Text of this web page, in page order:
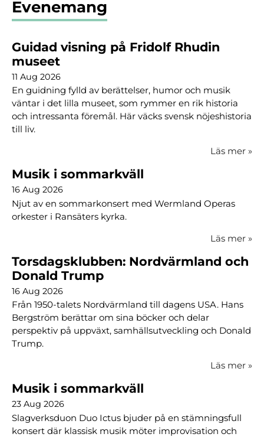
Evenemang
Guidad visning på Fridolf Rhudin
museet
11 Aug 2026
En guidning fylld av berättelser, humor och musik
väntar i det lilla museet, som rymmer en rik historia
och intressanta föremål. Här väcks svensk nöjeshistoria
till liv.
Läs mer »
Musik i sommarkväll
16 Aug 2026
Njut av en sommarkonsert med Wermland Operas
orkester i Ransäters kyrka.
Läs mer »
Torsdagsklubben: Nordvärmland och
Donald Trump
16 Aug 2026
Från 1950-talets Nordvärmland till dagens USA. Hans
Bergström berättar om sina böcker och delar
perspektiv på uppväxt, samhällsutveckling och Donald
Trump.
Läs mer »
Musik i sommarkväll
23 Aug 2026
Slagverksduon Duo Ictus bjuder på en stämningsfull
konsert där klassisk musik möter improvisation och